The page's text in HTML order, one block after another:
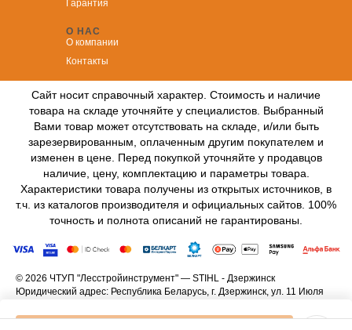
Гарантия
О НАС
О компании
Контакты
Сайт носит справочный характер. Стоимость и наличие
товара на складе уточняйте у специалистов. Выбранный
Вами товар может отсутствовать на складе, и/или быть
зарезервированным, оплаченным другим покупателем и
изменен в цене. Перед покупкой уточняйте у продавцов
наличие, цену, комплектацию и параметры товара.
Характеристики товара получены из открытых источников, в
т.ч. из каталогов производителя и официальных сайтов. 100%
точность и полнота описаний не гарантированы.
© 2026 ЧТУП "Лесстройинструмент" — STIHL - Дзержинск
Юридический адрес: Республика Беларусь, г. Дзержинск, ул. 11 Июля
Свидетельство о государственной регистрации №690613955 от